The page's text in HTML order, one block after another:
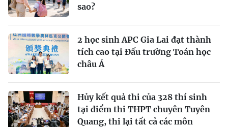
sao?
2 học sinh APC Gia Lai đạt thành
tích cao tại Đấu trường Toán học
châu Á
Hủy kết quả thi của 328 thí sinh
tại điểm thi THPT chuyên Tuyên
Quang, thi lại tất cả các môn